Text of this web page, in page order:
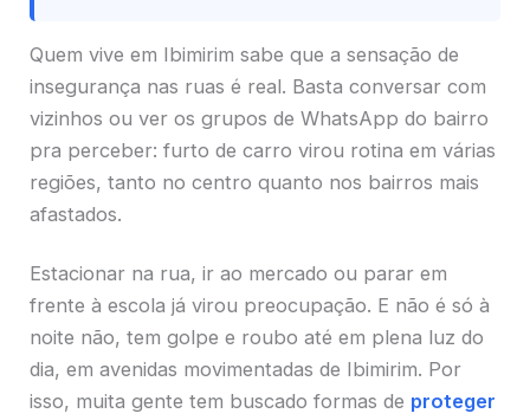
Quem vive em Ibimirim sabe que a sensação de
insegurança nas ruas é real. Basta conversar com
vizinhos ou ver os grupos de WhatsApp do bairro
pra perceber: furto de carro virou rotina em várias
regiões, tanto no centro quanto nos bairros mais
afastados.
Estacionar na rua, ir ao mercado ou parar em
frente à escola já virou preocupação. E não é só à
noite não, tem golpe e roubo até em plena luz do
dia, em avenidas movimentadas de Ibimirim. Por
isso, muita gente tem buscado formas de proteger